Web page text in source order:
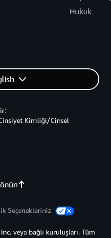
Hukuk
Kimliği/Cinsel
Seçenekleriniz
veya bağlı kuruluşları. Tüm